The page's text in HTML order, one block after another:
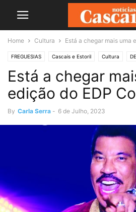
Home Cultura Está a chegar mais uma
FREGUESIAS Cascais e Estoril Cultura
Está a chegar
edição do EDP
By Carla Serra - 6 de Julho, 2023